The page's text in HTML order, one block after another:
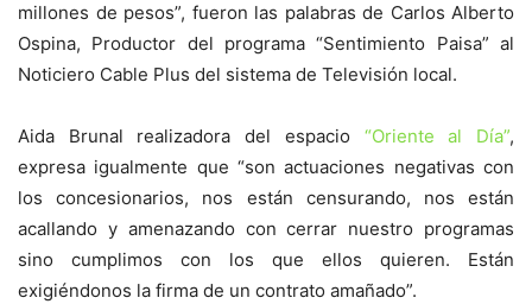
millones de pesos”, fueron las palabras de Carlos Alberto
Ospina, Productor del programa “Sentimiento Paisa” al
Noticiero Cable Plus del sistema de Televisión local.
Aida Brunal realizadora del espacio “Oriente al Día”,
expresa igualmente que “son actuaciones negativas con
los concesionarios, nos están censurando, nos están
acallando y amenazando con cerrar nuestro programas
sino cumplimos con los que ellos quieren. Están
exigiéndonos la firma de un contrato amañado”.